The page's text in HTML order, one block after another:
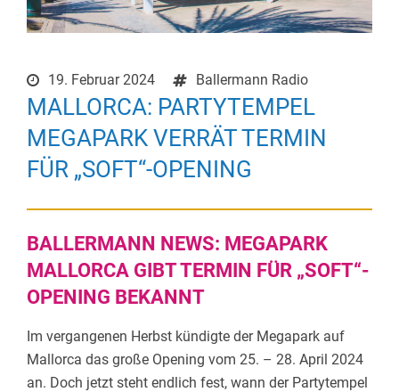
19. Februar 2024 Ballermann Radio
MALLORCA: PARTYTEMPEL
MEGAPARK VERRÄT TERMIN
FÜR „SOFT“-OPENING
BALLERMANN NEWS: MEGAPARK
MALLORCA GIBT TERMIN FÜR „SOFT“-
OPENING BEKANNT
Im vergangenen Herbst kündigte der Megapark auf
Mallorca das große Opening vom 25. – 28. April 2024
an. Doch jetzt steht endlich fest, wann der Partytempel